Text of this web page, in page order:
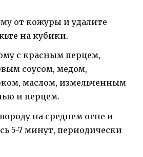
от кожуры и удалите
на кубики.
с красным перцем,
соусом, медом,
маслом, измельченным
и перцем.
на среднем огне и
5-7 минут, периодически